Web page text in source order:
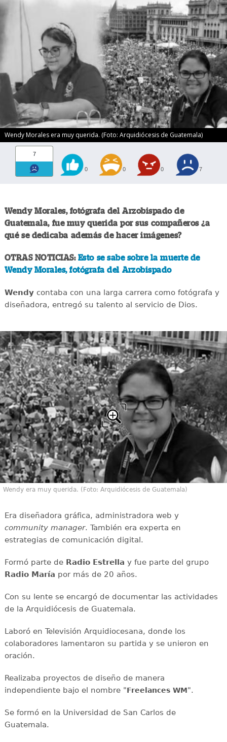
Wendy Morales era muy querida. (Foto: Arquidiócesis de Guatemala)
7
0 0 0 7
Wendy Morales, fotógrafa del Arzobispado de
Guatemala, fue muy querida por sus compañeros ¿a
qué se dedicaba además de hacer imágenes?
OTRAS NOTICIAS: Esto se sabe sobre la muerte de
Wendy Morales, fotógrafa del Arzobispado
Wendycontaba con una larga carrera como fotógrafa y
diseñadora, entregó su talento al servicio de Dios.
Wendy era muy querida. (Foto: Arquidiócesis de Guatemala)
Era diseñadora gráfica, administradora web y
community manager. También era experta en
estrategias de comunicación digital.
Formó parte de Radio Estrella y fue parte del grupo
Radio María por más de 20 años.
Con su lente se encargó de documentar las actividades
de la Arquidiócesis de Guatemala.
Laboró en Televisión Arquidiocesana, donde los
colaboradores lamentaron su partida y se unieron en
oración.
Realizaba proyectos de diseño de manera
independiente bajo el nombre "Freelances WM".
Se formó en la Universidad de San Carlos de
Guatemala.